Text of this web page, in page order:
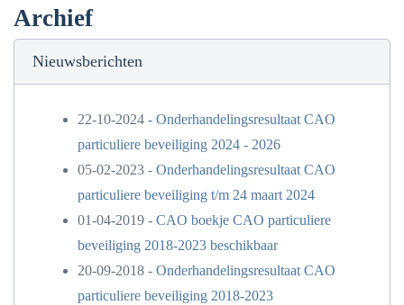
Archief
Nieuwsberichten
22-10-2024 - Onderhandelingsresultaat CAO
particuliere beveiliging 2024 - 2026
05-02-2023 - Onderhandelingsresultaat CAO
particuliere beveiliging t/m 24 maart 2024
01-04-2019 - CAO boekje CAO particuliere
beveiliging 2018-2023 beschikbaar
20-09-2018 - Onderhandelingsresultaat CAO
particuliere beveiliging 2018-2023